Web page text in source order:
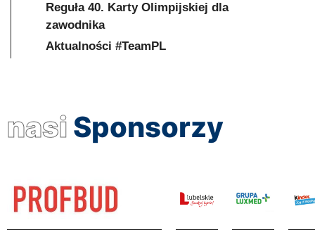
Reguła 40. Karty Olimpijskiej dla
zawodnika
Aktualności #TeamPL
nasi Sponsorzy